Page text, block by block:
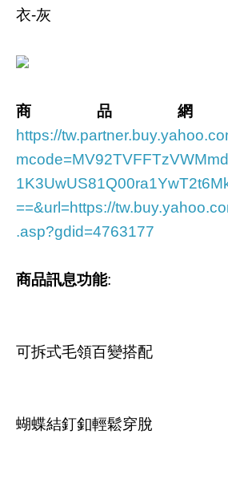
衣-灰
商品
https://
==&url=https://
.asp?gdid=4763177
商品訊息功能:
可拆式毛領百變搭配
蝴蝶結釘釦輕鬆穿脫